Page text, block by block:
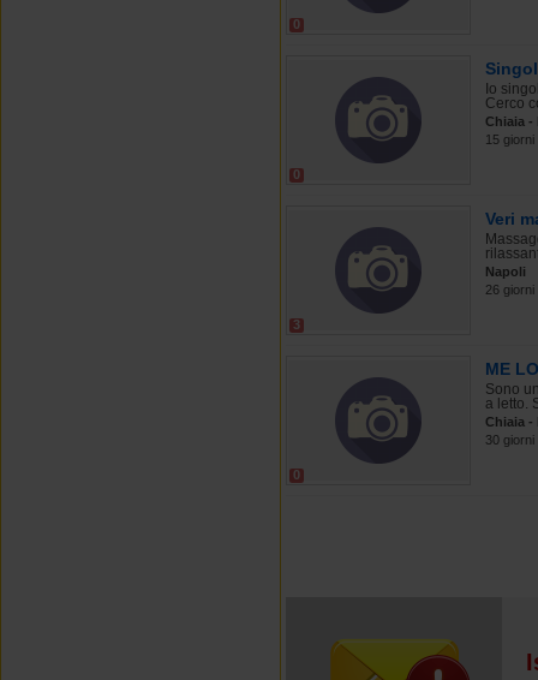
0
0
Io
Cerco
Chiaia -
15
3
Veri
Napoli
26
0
ME
Sono
a letto.
Chiaia -
30